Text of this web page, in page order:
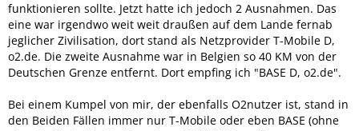
funktionieren sollte. Jetzt hatte ich jedoch 2 Ausnahmen. Das
eine war irgendwo weit weit draußen auf dem Lande fernab
jeglicher Zivilisation, dort stand als Netzprovider T-Mobile D,
o2.de. Die zweite Ausnahme war in Belgien so 40 KM von der
Deutschen Grenze entfernt. Dort empfing ich "BASE D, o2.de".
Bei einem Kumpel von mir, der ebenfalls O2nutzer ist, stand in
den Beiden Fällen immer nur T-Mobile oder eben BASE (ohne